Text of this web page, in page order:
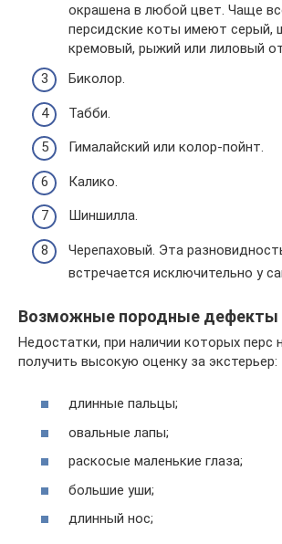
окрашена в любой цвет. Чаще
персидские коты имеют серый,
кремовый, рыжий или лиловый
Биколор.
Табби.
Гималайский или колор-пойнт.
Калико.
Шиншилла.
Черепаховый. Эта
встречается исключительно у
Возможные породные дефекты
Недостатки, при наличии которых перс
получить высокую оценку за экстерьер:
длинные пальцы;
овальные лапы;
раскосые маленькие глаза;
большие уши;
длинный нос;